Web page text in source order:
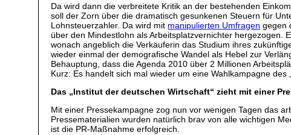
Da wird dann die verbreitete Kritik an der bestehenden
soll der Zorn über die dramatisch gesunkenen Steuern für
Lohnsteuerzahler. Da wird mit manipulierten Umfragen gegen
über den Mindestlohn als Arbeitsplatzvernichter hergezogen.
wonach angeblich die Verkäuferin das Studium ihres
wieder einmal der demografische Wandel als Hebel zur
Behauptung, dass die Agenda 2010 über 2 Millionen
Kurz: Es handelt sich mal wieder um eine Wahlkampagne
Das „Institut der deutschen Wirtschaft“ zieht mit einer
Mit einer Pressekampagne zog nun vor wenigen Tagen das
Pressematerialien wurden natürlich brav von alle wichtigen
ist die PR-Maßnahme erfolgreich.